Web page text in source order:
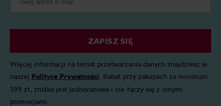
ZAPISZ SIĘ
Więcej informacji na temat przetwarzania danych znajdziesz w
naszej Polityce Prywatności . Rabat przy zakupach za minimum
199 zł, zniżka jest jednorazowa i nie łączy się z innymi
promocjami.